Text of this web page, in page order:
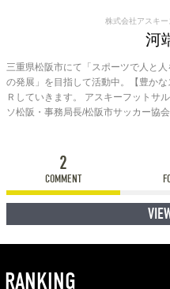
株式会社アスキ
河
三重県松阪市にて「スポーツで人と
の発展」を目指して活動中。【豊か
Ｒしていきます。 アスキーフットサ
ソ松阪・事務局長/松阪市サッカー協
2
COMMENT
RANKING